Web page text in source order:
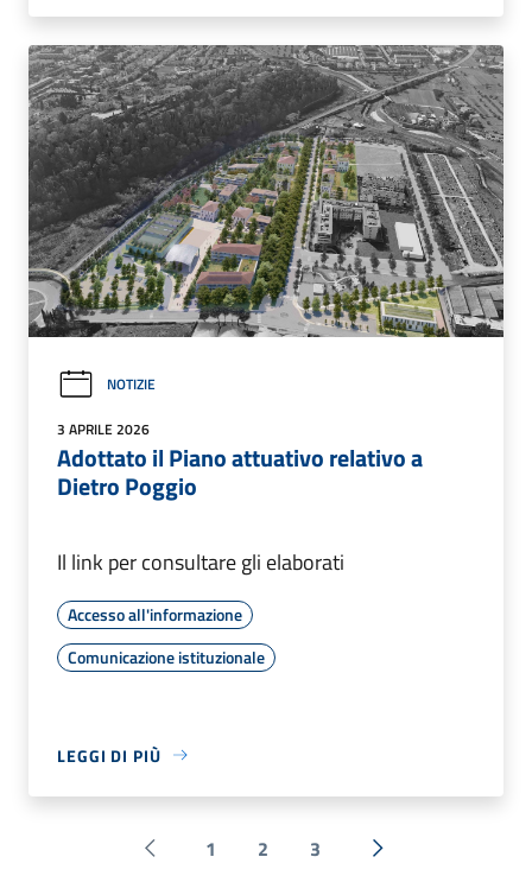
NOTIZIE
3 APRILE 2026
Adottato il Piano attuativo relativo a
Dietro Poggio
Il link per consultare gli elaborati
Accesso all'informazione
Comunicazione istituzionale
LEGGI DI PIÙ
Pagina precedente
1 2 3 Successiva »